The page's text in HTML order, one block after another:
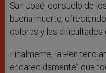
San José, consuelo de
buena muerte,
dolores y las dificultades
Finalmente, la
encarecidamente” que